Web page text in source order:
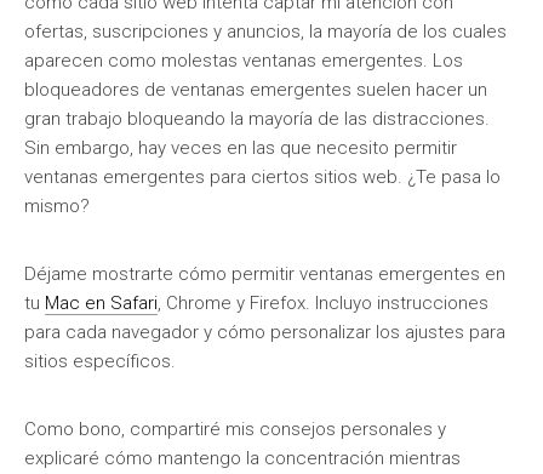
ofertas, suscripciones y anuncios, la mayoría de los cuales
aparecen como molestas ventanas emergentes. Los
bloqueadores de ventanas emergentes suelen hacer un
gran trabajo bloqueando la mayoría de las distracciones.
Sin embargo, hay veces en las que necesito permitir
ventanas emergentes para ciertos sitios web. ¿Te pasa lo
mismo?
Déjame mostrarte cómo permitir ventanas emergentes en
tu Mac en Safari, Chrome y Firefox. Incluyo instrucciones
para cada navegador y cómo personalizar los ajustes para
sitios específicos.
Como bono, compartiré mis consejos personales y
explicaré cómo mantengo la concentración mientras